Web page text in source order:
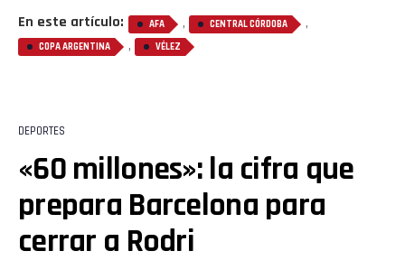
En este artículo: AFA , CENTRAL CÓRDOBA ,
COPA ARGENTINA , VÉLEZ
DEPORTES
«60 millones»: la cifra que
prepara Barcelona para
cerrar a Rodri
Reddit
Pinterest
Email